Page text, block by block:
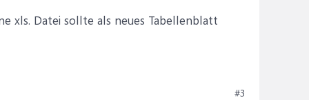
xls. Datei sollte als neues Tabellenblatt
#3